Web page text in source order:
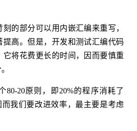
的部分可以用内嵌汇编来重写，
提高。但是，开发和测试汇编代码
它将花费更长的时间，因而要慎重
80-20原则，即20%的程序消耗了
而我们要改进效率，最主要是考虑